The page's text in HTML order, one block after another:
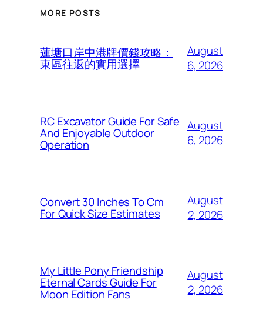
MORE POSTS
蓮塘口岸中港牌價錢攻略：
東區往返的實用選擇
August
6, 2026
RC Excavator Guide For Safe
And Enjoyable Outdoor
Operation
August
6, 2026
Convert 30 Inches To Cm
For Quick Size Estimates
August
2, 2026
My Little Pony Friendship
Eternal Cards Guide For
Moon Edition Fans
August
2, 2026